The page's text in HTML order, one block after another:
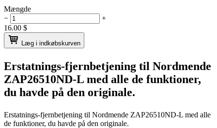
Mængde
−
+
16.00 $
Læg i indkøbskurven
Erstatnings-fjernbetjening til Nordmende
ZAP26510ND-L med alle de funktioner,
du havde på den originale.
Erstatnings-fjernbetjening til Nordmende ZAP26510ND-L med alle
de funktioner, du havde på den originale.